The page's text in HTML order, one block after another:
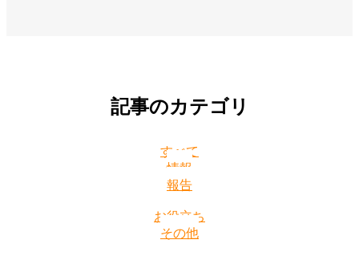
記事のカテゴリ
すべて
情報
報告
お役立ち
その他